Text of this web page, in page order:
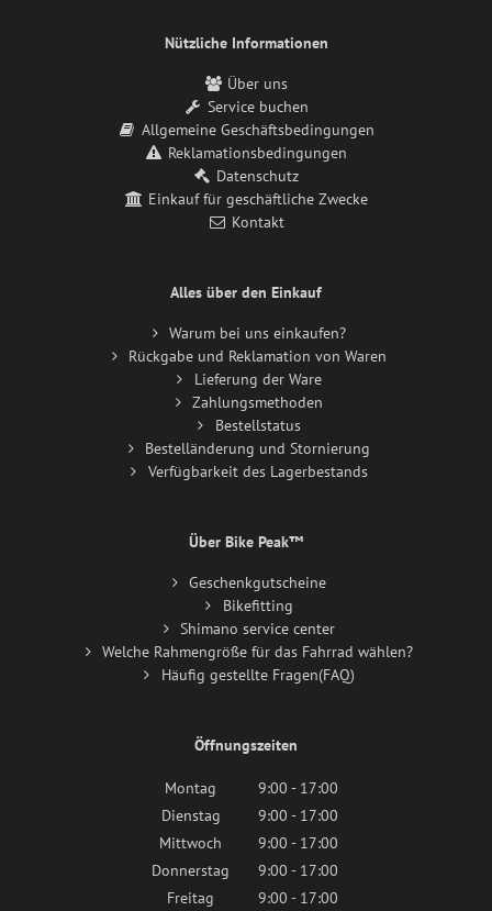
Nützliche Informationen
Über uns
Service buchen
Allgemeine Geschäftsbedingungen
Reklamationsbedingungen
Datenschutz
Einkauf für geschäftliche Zwecke
Kontakt
Alles über den Einkauf
Warum bei uns einkaufen?
Rückgabe und Reklamation von Waren
Lieferung der Ware
Zahlungsmethoden
Bestellstatus
Bestelländerung und Stornierung
Verfügbarkeit des Lagerbestands
Über Bike Peak™
Geschenkgutscheine
Bikefitting
Shimano service center
Welche Rahmengröße für das Fahrrad wählen?
Häufig gestellte Fragen(FAQ)
Öffnungszeiten
Montag
9:00 - 17:00
Dienstag
9:00 - 17:00
Mittwoch
9:00 - 17:00
Donnerstag
9:00 - 17:00
Freitag
9:00 - 17:00